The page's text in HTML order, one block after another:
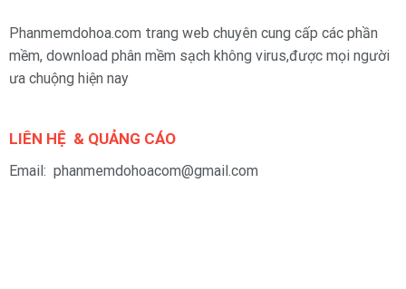
Phanmemdohoa.com trang web chuyên cung cấp các phần
mềm, download phân mềm sạch không virus,được mọi người
ưa chuộng hiện nay
LIÊN HỆ & QUẢNG CÁO
Email: phanmemdohoacom@gmail.com